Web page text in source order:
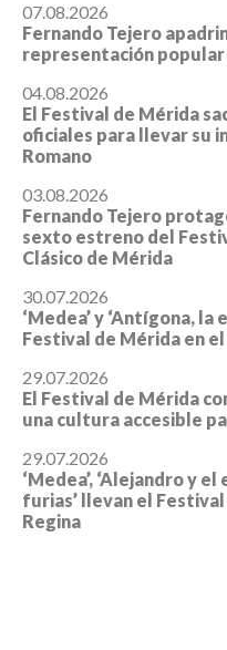
07.08.2026
Fernando Tejero
representación popular
04.08.2026
El Festival de Mérida
oficiales para llevar su
Romano
03.08.2026
Fernando Tejero
sexto estreno del
Clásico de Mérida
30.07.2026
‘Medea’ y ‘Antígona,
Festival de Mérida en
29.07.2026
El Festival de Mérida
una cultura accesible
29.07.2026
‘Medea’, ‘Alejandro y el
furias’ llevan el
Regina